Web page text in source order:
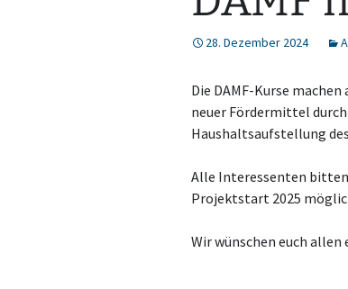
28. Dezember 2024
Die DAMF-Kurse
neuer Fördermittel durch
Haushaltsaufstellung
Alle Interessenten bitten
Projektstart 2025
Wir wünschen euch allen